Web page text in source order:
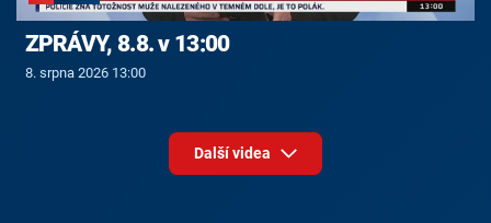
ZPRÁVY, 8.8. v 13:00
8. srpna 2026 13:00
Další videa